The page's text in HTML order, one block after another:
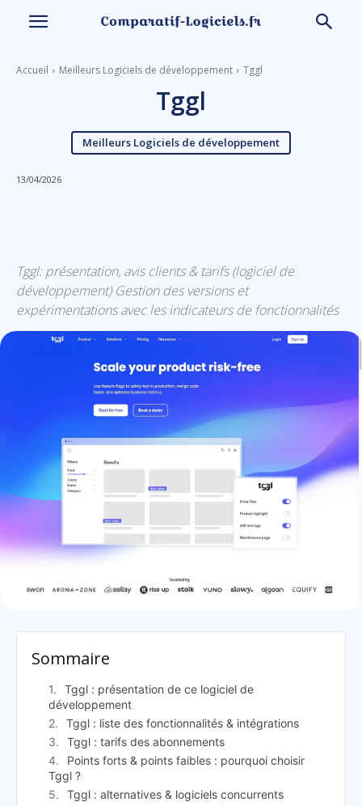
Accueil Meilleurs Logiciels de développement Tggl
Tggl
Meilleurs Logiciels de développement
13/04/2026
Tggl: présentation, avis clients & tarifs (logiciel de
développement) Gestion des versions et
expérimentations avec les indicateurs de fonctionnalités
Sommaire
Tggl : présentation de ce logiciel de
développement
Tggl : liste des fonctionnalités & intégrations
Tggl : tarifs des abonnements
Points forts & points faibles : pourquoi choisir
Tggl ?
Tggl : alternatives & logiciels concurrents